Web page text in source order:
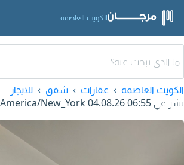
الكويت العاصمة
الكويت العاصمة عقارات شقق
للايجار
نشر في 04.08.26 06:55